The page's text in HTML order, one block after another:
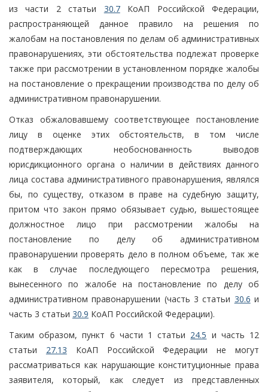
из части 2 статьи 30.7КоАП Российской Федерации,
распространяющей данное правило на решения по
жалобам на постановления по делам об административных
правонарушениях, эти обстоятельства подлежат проверке
также при рассмотрении в установленном порядке жалобы
на постановление о прекращении производства по делу об
административном правонарушении.
Отказ обжаловавшему соответствующее постановление
лицу в оценке этих обстоятельств, в том числе
подтверждающих необоснованность выводов
юрисдикционного органа о наличии в действиях данного
лица состава административного правонарушения, являлся
бы, по существу, отказом в праве на судебную защиту,
притом что закон прямо обязывает судью, вышестоящее
должностное лицо при рассмотрении жалобы на
постановление по делу об административном
правонарушении проверять дело в полном объеме, так же
как в случае последующего пересмотра решения,
вынесенного по жалобе на постановление по делу об
административном правонарушении (часть 3 статьи 30.6 и
часть 3 статьи 30.9 КоАП Российской Федерации).
Таким образом, пункт 6 части 1 статьи 24.5 и часть 12
статьи 27.13 КоАП Российской Федерации не могут
рассматриваться как нарушающие конституционные права
заявителя, который, как следует из представленных